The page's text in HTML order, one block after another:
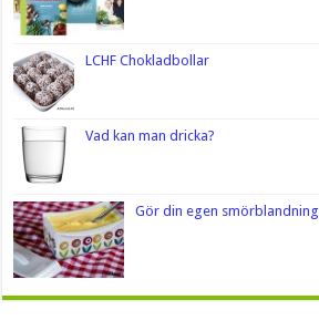
LCHF Chokladbollar
Vad kan man dricka?
Gör din egen smörblandning